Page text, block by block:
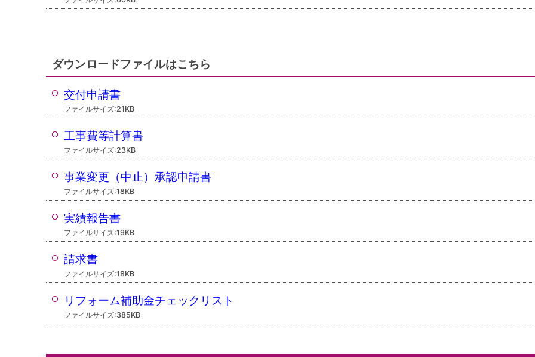
ダウンロードファイルはこちら
交付申請書
ファイルサイズ:21KB
工事費等計算書
ファイルサイズ:23KB
事業変更（中止）承認申請書
ファイルサイズ:18KB
実績報告書
ファイルサイズ:19KB
請求書
ファイルサイズ:18KB
リフォーム補助金チェックリスト
ファイルサイズ:385KB